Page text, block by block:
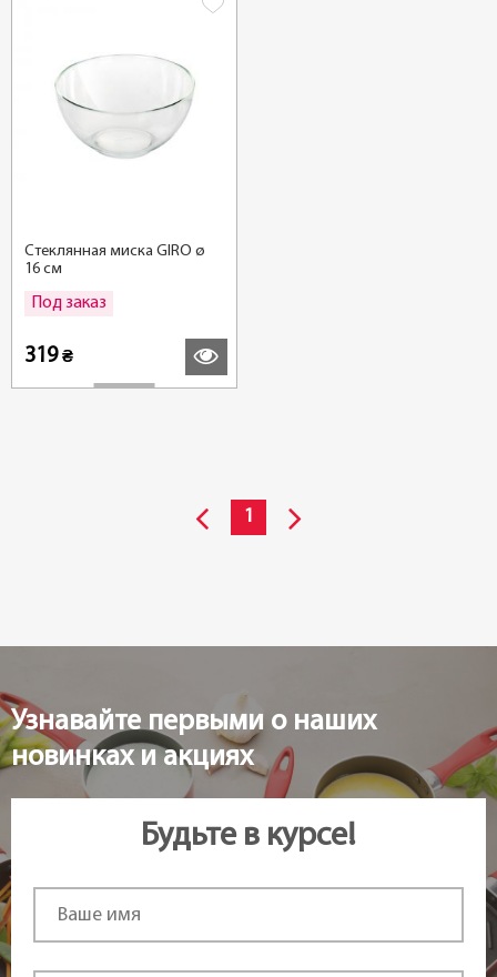
Стеклянная миска GIRO ø
16 см
Под заказ
319₴
1
Узнавайте первыми о наших
новинках и акциях
Будьте в курсе!